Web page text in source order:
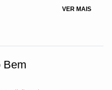
seletiva, e da existência das
VER MAIS
Bem